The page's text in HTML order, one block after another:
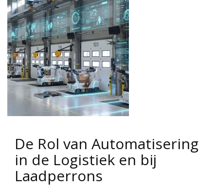
De Rol van Automatisering
in de Logistiek en bij
Laadperrons